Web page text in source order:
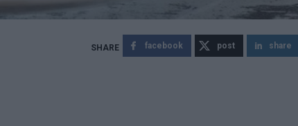
facebook post share